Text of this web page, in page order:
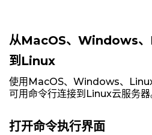
从MacOS、Windows、
到Linux
使用MacOS、Windows、
可用命令行连接到Linux云服务器
打开命令执行界面